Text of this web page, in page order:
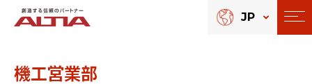
JP
機工営業部